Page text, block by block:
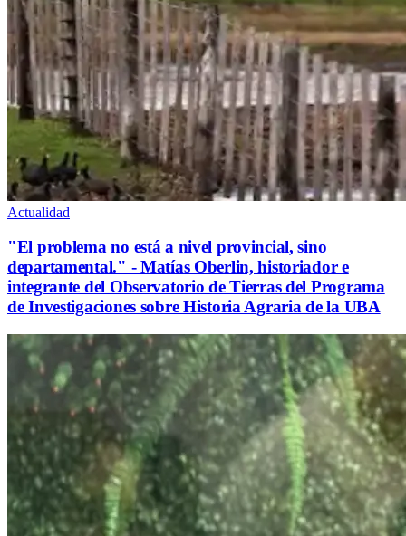
Actualidad
"El problema no está a nivel provincial, sino
departamental." - Matías Oberlin, historiador e
integrante del Observatorio de Tierras del Programa
de Investigaciones sobre Historia Agraria de la UBA